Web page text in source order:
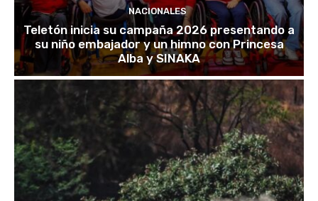
NACIONALES
Teletón inicia su campaña 2026 presentando a
su niño embajador y un himno con Princesa
Alba y SINAKA